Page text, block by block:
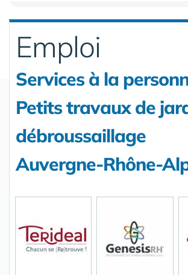
Emploi
Services à la
Petits travaux de
débroussaillage
Auvergne-Rhône-